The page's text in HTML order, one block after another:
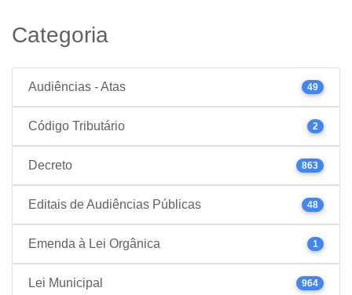
Categoria
Audiências - Atas 49
Código Tributário 2
Decreto 863
Editais de Audiências Públicas 48
Emenda à Lei Orgânica 1
Lei Municipal 964